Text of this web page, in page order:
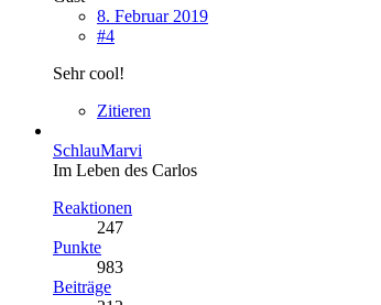
8. Februar 2019
#4
Sehr cool!
Zitieren
SchlauMarvi
Im Leben des Carlos
Reaktionen
247
Punkte
983
Beiträge